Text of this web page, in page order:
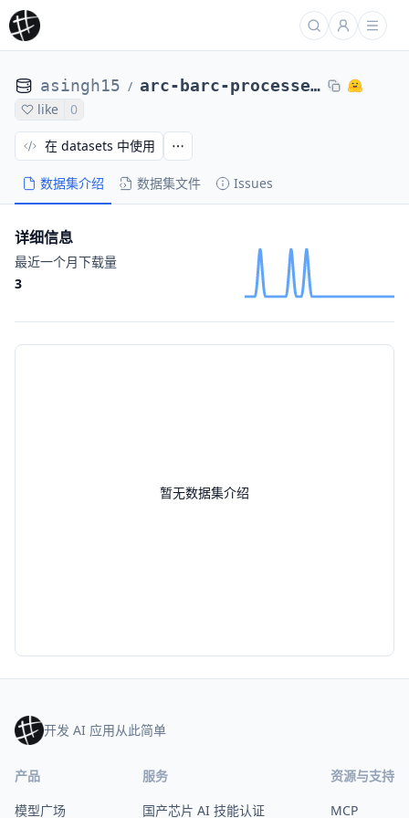
asingh15 / arc-barc-processed-direct-max4k-gpt5.2abstractions-rephrased-qwensols-0104-2of64
like 0
数据集介绍 数据集文件 Issues
在 datasets 中使用
暂无数据集介绍
详细信息
最近一个月下载量
3
开发 AI 应用从此简单
产品
模型广场
服务
国产芯片 AI 技能认证
资源与支持
MCP